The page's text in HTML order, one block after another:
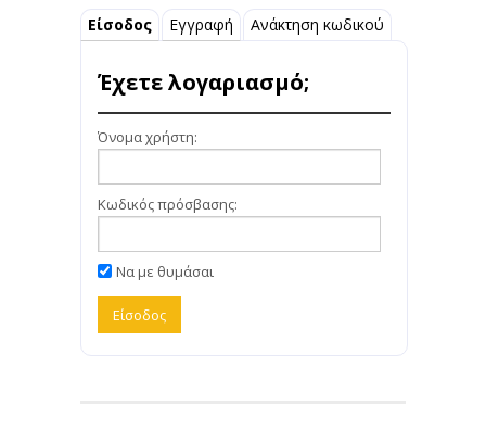
Είσοδος Εγγραφή Ανάκτηση κωδικού
Έχετε λογαριασμό;
Όνομα χρήστη:
Κωδικός πρόσβασης:
Να με θυμάσαι